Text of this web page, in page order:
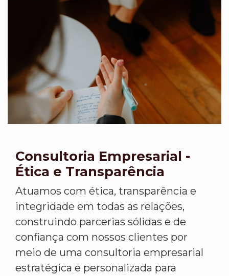
Consultoria Empresarial -
Ética e Transparência
Atuamos com ética, transparência e
integridade em todas as relações,
construindo parcerias sólidas e de
confiança com nossos clientes por
meio de uma consultoria empresarial
estratégica e personalizada para